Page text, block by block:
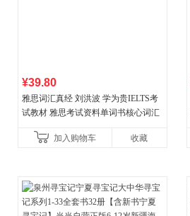
¥39.80
雅思词汇真经 刘洪波 学为贵IELTS考
试教材 雅思考试资料单词书核心词汇
加入购物车
收藏